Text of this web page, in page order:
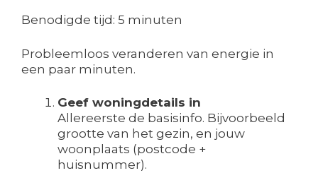
Benodigde tijd: 5 minuten
Probleemloos veranderen van energie in
een paar minuten.
Geef woningdetails in
Allereerste de basisinfo. Bijvoorbeeld
grootte van het gezin, en jouw
woonplaats (postcode +
huisnummer).